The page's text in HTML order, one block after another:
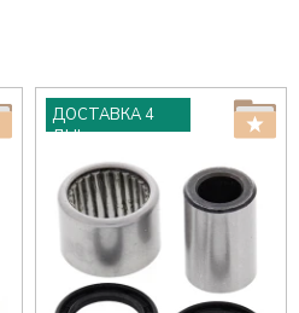
ДОСТАВКА 4
ДНІ